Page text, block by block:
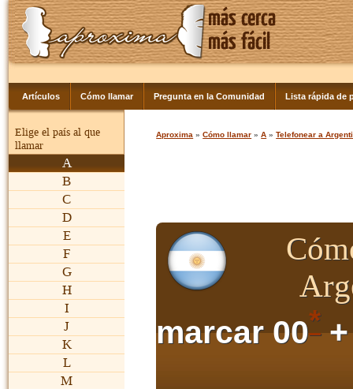
Artículos Cómo llamar Pregunta en la Comunidad Lista rápida de
Elige el país al que
llamar
A
B
C
D
E
F
G
H
I
J
K
L
M
Aproxima »Cómo llamar »A »Telefonear a
marcar 00*+